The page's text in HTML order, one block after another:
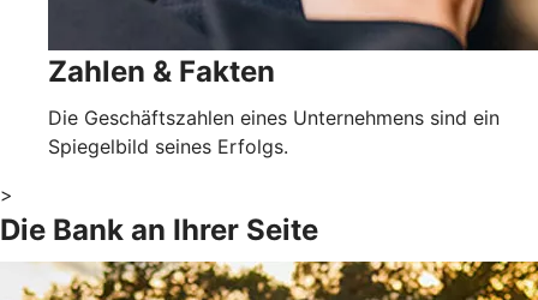
Zahlen & Fakten
Die Geschäftszahlen eines Unternehmens sind ein
Spiegelbild seines Erfolgs.
>
Die Bank an Ihrer Seite